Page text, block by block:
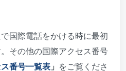
国際電話をかける時に最初
その他の国際アクセス番号
番号一覧表 」
をご覧くださ